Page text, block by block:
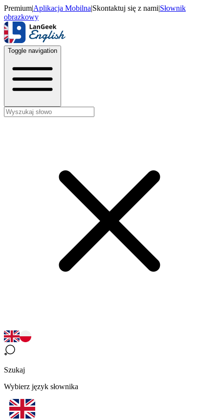
Premium|Aplikacja Mobilna|Skontaktuj się z nami|Słownik
obrazkowy
Toggle navigation
Szukaj
Wybierz język słownika